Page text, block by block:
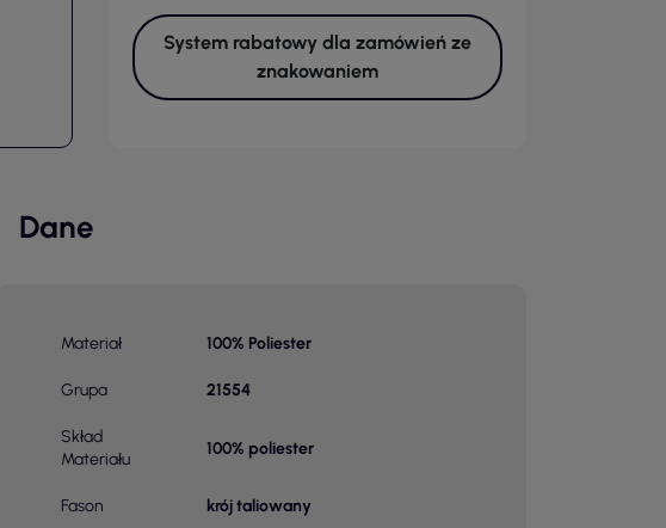
System rabatowy dla zamówień ze
znakowaniem
Dane
Materiał 100% Poliester
Grupa 21554
Skład
Materiału
100% poliester
Fason krój taliowany